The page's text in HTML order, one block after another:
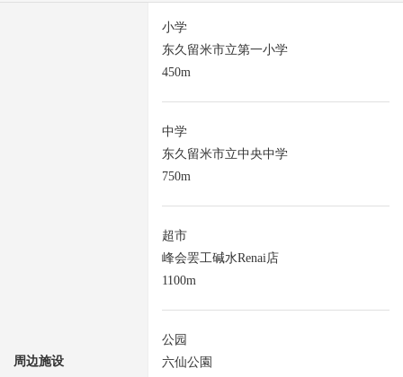
周边施设
小学
东久留米市立第一小学
450m
中学
东久留米市立中央中学
750m
超市
峰会罢工碱水Renai店
1100m
公园
六仙公園